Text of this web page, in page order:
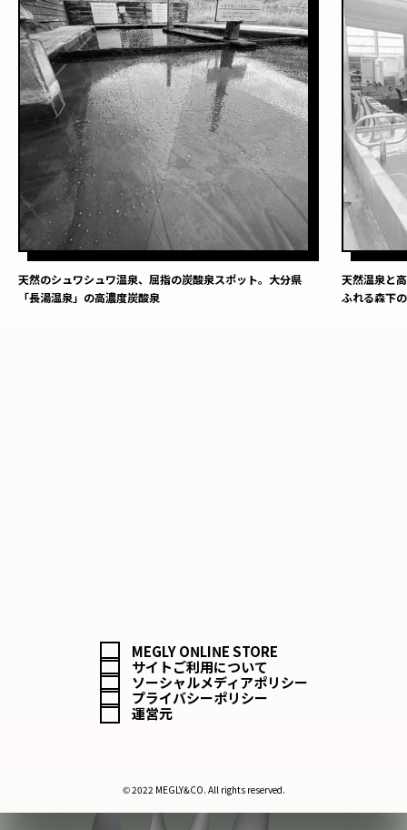
天然のシュワシュワ温泉、屈指の炭酸泉スポット。大分県
「長湯温泉」の高濃度炭酸泉
天然温泉と
ふれる森下
MEGLY ONLINE STORE
サイトご利用について
ソーシャルメディアポリシー
プライバシーポリシー
運営元
© 2022 MEGLY&CO. All rights reserved.